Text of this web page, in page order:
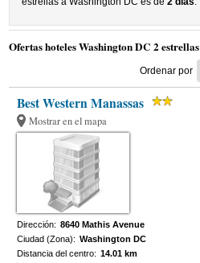
Ofertas hoteles Washington DC 2 estrellas
Ordenar por
Best Western Manassas
Mostrar en el mapa
Dirección: 8640 Mathis Avenue
Ciudad (Zona): Washington DC
Distancia del centro: 14.01 km